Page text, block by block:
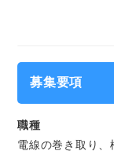
出来上がった製
募集要項
職種
電線の巻き取り、